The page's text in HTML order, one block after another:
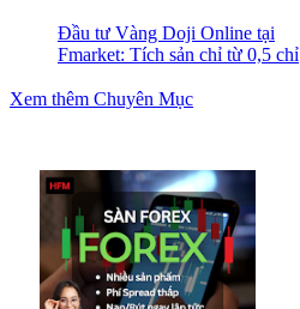
Đầu tư Vàng Doji Online tại
Fmarket: Tích sản chỉ từ 0,5 chỉ
Xem thêm Chuyên Mục